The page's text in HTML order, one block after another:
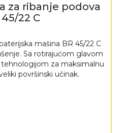
za ribanje podova
45/22 C
mašina BR 45/22 C
Sa rotirajućom glavom
za maksimalnu
površinski učinak.